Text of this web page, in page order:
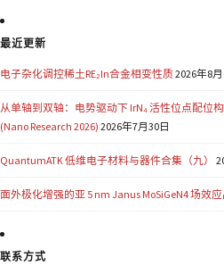
最近更新
电子杂化调控稀土RE₂In合金相变性质2026年8
从单轴到双轴：电势驱动下 IrN₄ 活性位点配位
(Nano Research 2026) 2026年7月30日
QuantumATK 低维电子材料与器件合集（九）
面外极化增强的亚 5 nm Janus MoSiGeN4 场效
联系方式